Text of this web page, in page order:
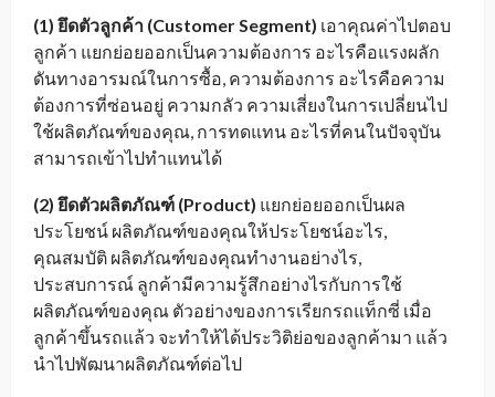
(1) ยึดตัวลูกค้า (Customer Segment) เอาคุณค่าไปตอบ
ลูกค้า แยกย่อยออกเป็นความต้องการ อะไรคือแรงผลัก
ดันทางอารมณ์ในการซื้อ, ความต้องการ อะไรคือความ
ต้องการที่ซ่อนอยู่ ความกลัว ความเสี่ยงในการเปลี่ยนไป
ใช้ผลิตภัณฑ์ของคุณ, การทดแทน อะไรที่คนในปัจจุบัน
สามารถเข้าไปทำแทนได้
(2) ยึดตัวผลิตภัณฑ์ (Product) แยกย่อยออกเป็นผล
ประโยชน์ ผลิตภัณฑ์ของคุณให้ประโยชน์อะไร,
คุณสมบัติ ผลิตภัณฑ์ของคุณทำงานอย่างไร,
ประสบการณ์ ลูกค้ามีความรู้สึกอย่างไรกับการใช้
ผลิตภัณฑ์ของคุณ ตัวอย่างของการเรียกรถแท็กซี่ เมื่อ
ลูกค้าขึ้นรถแล้ว จะทำให้ได้ประวิติย่อของลูกค้ามา แล้ว
นำไปพัฒนาผลิตภัณฑ์ต่อไป